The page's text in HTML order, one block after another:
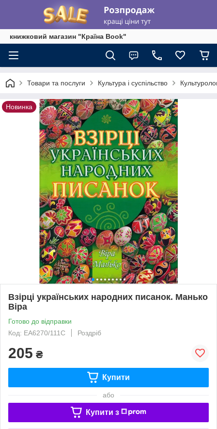
книжковий магазин "Країна Book"
Товари та послуги Культура і суспільство
Новинка
Взірці українських народних писанок. Манько
Віра
Готово до відправки
Код: ЕА6270/111С
Роздріб
205 ₴
Купити
або
Купити з